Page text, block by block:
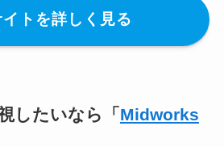
トを詳しく見る
したいなら「 Midworks